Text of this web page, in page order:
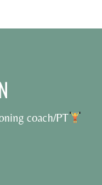
coach/PT